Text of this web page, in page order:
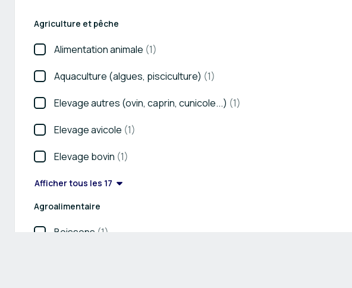
Agriculture et pêche
Alimentation animale (1)
Aquaculture (algues, pisciculture) (1)
Elevage autres (ovin, caprin, cunicole...) (1)
Elevage avicole (1)
Elevage bovin (1)
Afficher tous les 17
Agroalimentaire
Boissons (1)